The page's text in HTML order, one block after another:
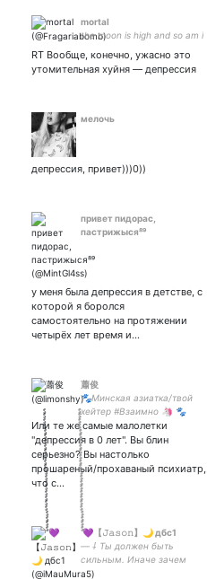
mortal
the moon is high and so am i
RT Вообще, конечно, ужасно это
утомительная хуйня — депрессия
мелочь
депрессия, привет)))0))
привет пидорас,
пастрижыся⁸⁹
у меня была депрессия в детстве, с
которой я боролся
самостоятельно на протяжении
четырёх лет время и…
蕭俊
🐾Минская азиатка/твой
хейтер #Взаимно 🦄 🐾
Dancer from Minsk🦄
Или те же самые малолетки
"депрессия в 0 лет". Вы блин
серьезно? Вы настолько
прошареный/прохаваный психиатр,
что с…
ࣨࣨࣨࣨࣨࣨࣨࣨࣨࣨࣨࣨࣨࣨࣨࣨࣨࣨࣨࣨࣨࣨࣨࣨ 💜【𝙹𝚊𝚜𝚘𝚗】🌙 дбс1
— ⸸ Ты должен быть
сильным. Иначе зачем
тебе быть. Ц. ⸸ — 💜 |дбс